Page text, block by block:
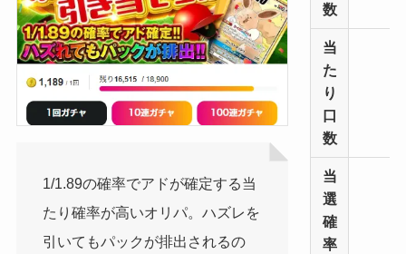
1/1.89の確率でアドが確定する当
たり確率が高いオリパ。ハズレを
引いてもパックが排出されるの
数
当
た
り
口
数
当
選
確
率